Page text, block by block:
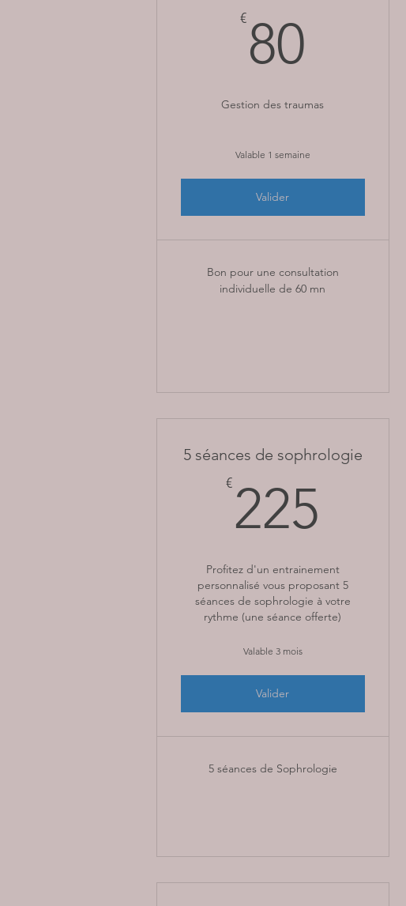
€ 80
Gestion des traumas
Valable 1 semaine
Valider
Bon pour une consultation
individuelle de 60 mn
5 séances de sophrologie
€ 225
Profitez d'un entrainement
personnalisé vous proposant 5
séances de sophrologie à votre
rythme (une séance offerte)
Valable 3 mois
Valider
5 séances de Sophrologie